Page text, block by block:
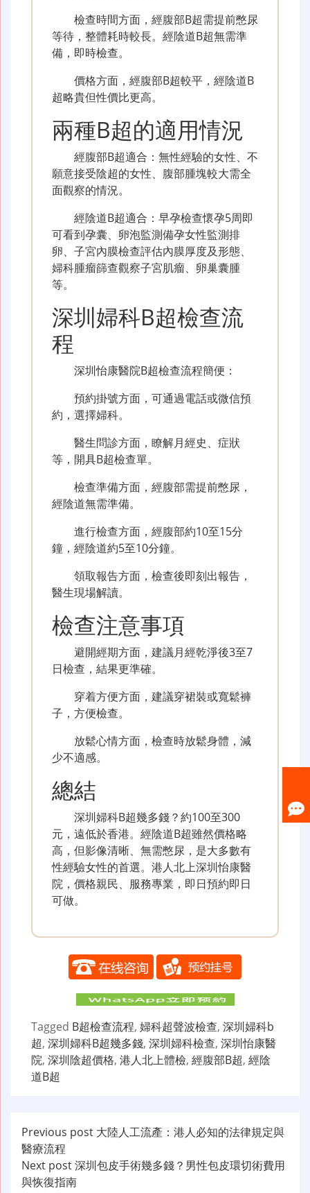
檢查時間方面，經腹部B超需提前憋尿
等待，整體耗時較長。經陰道B超無需準
備，即時檢查。
價格方面，經腹部B超較平，經陰道B
超略貴但性價比更高。
兩種B超的適用情況
經腹部B超適合：無性經驗的女性、不
願意接受陰超的女性、腹部腫塊較大需全
面觀察的情況。
經陰道B超適合：早孕檢查懷孕5周即
可看到孕囊、卵泡監測備孕女性監測排
卵、子宮內膜檢查評估內膜厚度及形態、
婦科腫瘤篩查觀察子宮肌瘤、卵巢囊腫
等。
深圳婦科B超檢查流
程
深圳怡康醫院B超檢查流程簡便：
預約掛號方面，可通過電話或微信預
約，選擇婦科。
醫生問診方面，瞭解月經史、症狀
等，開具B超檢查單。
檢查準備方面，經腹部需提前憋尿，
經陰道無需準備。
進行檢查方面，經腹部約10至15分
鐘，經陰道約5至10分鐘。
領取報告方面，檢查後即刻出報告，
醫生現場解讀。
檢查注意事項
避開經期方面，建議月經乾淨後3至7
日檢查，結果更準確。
穿着方便方面，建議穿裙裝或寬鬆褲
子，方便檢查。
放鬆心情方面，檢查時放鬆身體，減
少不適感。
總結
深圳婦科B超幾多錢？約100至300
元，遠低於香港。經陰道B超雖然價格略
高，但影像清晰、無需憋尿，是大多數有
性經驗女性的首選。港人北上深圳怡康醫
院，價格親民、服務專業，即日預約即日
可做。
Tagged B超檢查流程, 婦科超聲波檢查, 深圳婦科b
超, 深圳婦科B超幾多錢, 深圳婦科檢查, 深圳怡康醫
院, 深圳陰超價格, 港人北上體檢, 經腹部B超, 經陰
道B超
文
章
Previous post 大陸人工流產：港人必知的法律規定與
醫療流程
Next post深圳包皮手術幾多錢？男性包皮環切術費用
與恢復指南